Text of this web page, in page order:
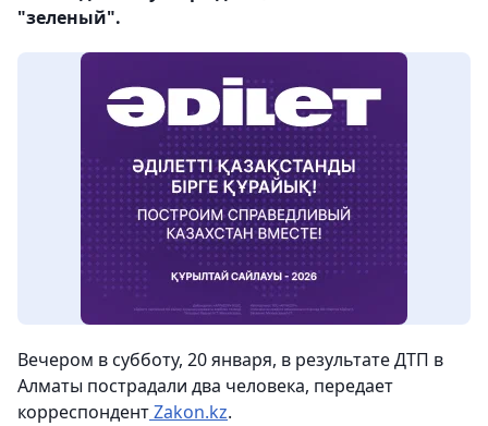
"зеленый".
Вечером в субботу, 20 января, в результате ДТП в
Алматы пострадали два человека, передает
корреспондентZakon.kz.